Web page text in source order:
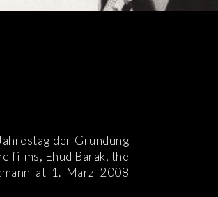
der Gründung
films, Ehud Barak, the
at 1. März 2008